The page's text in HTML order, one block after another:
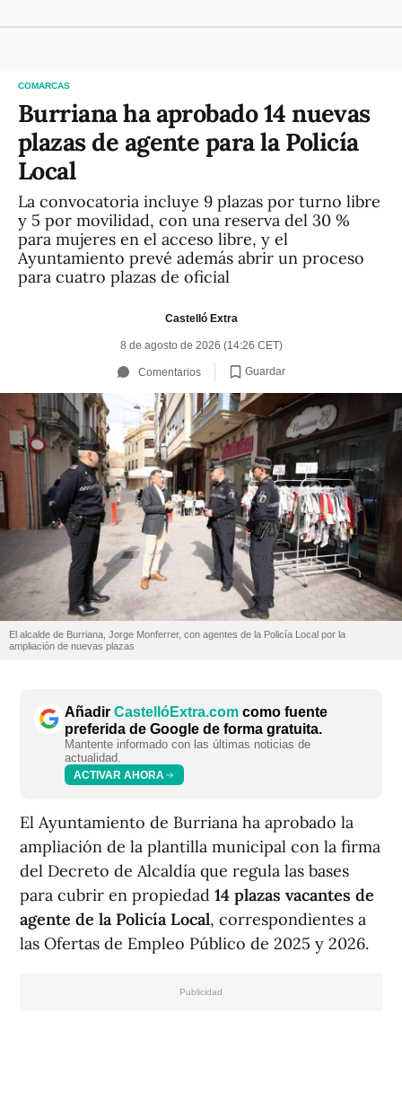
COMARCAS
Burriana ha aprobado 14 nuevas
plazas de agente para la Policía
Local
La convocatoria incluye 9 plazas por turno libre
y 5 por movilidad, con una reserva del 30 %
para mujeres en el acceso libre, y el
Ayuntamiento prevé además abrir un proceso
para cuatro plazas de oficial
Castelló Extra
8 de agosto de 2026 (14:26 CET)
Comentarios Guardar
El alcalde de Burriana, Jorge Monferrer, con agentes de la Policía Local por la
ampliación de nuevas plazas
Añadir CastellóExtra.com como fuente
preferida de Google de forma gratuita.
Mantente informado con las últimas noticias de
actualidad.
ACTIVAR AHORA
El Ayuntamiento de Burriana ha aprobado la
ampliación de la plantilla municipal con la firma
del Decreto de Alcaldía que regula las bases
para cubrir en propiedad 14 plazas vacantes de
agente de la Policía Local, correspondientes a
las Ofertas de Empleo Público de 2025 y 2026.